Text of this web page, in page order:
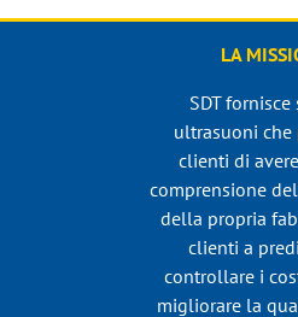
LA
SDT
ultrasuoni
clienti di
comprensione
della propria
clienti a
controllare i
migliorare la